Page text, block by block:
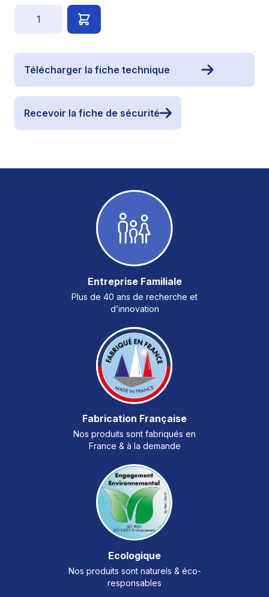
Télécharger la fiche technique
Recevoir la fiche de sécurité
Entreprise Familiale
Plus de 40 ans de recherche et
d’innovation
Fabrication Française
Nos produits sont fabriqués en
France & à la demande
Ecologique
Nos produits sont naturels & éco-
responsables